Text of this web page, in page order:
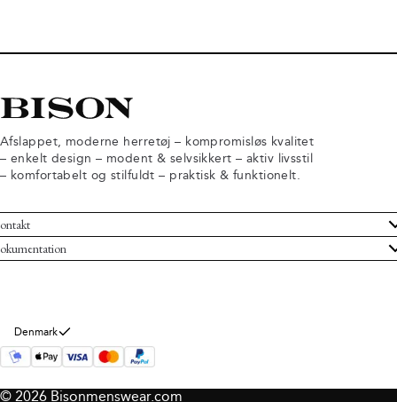
Afslappet, moderne herretøj – kompromisløs kvalitet
– enkelt design – modent & selvsikkert – aktiv livsstil
– komfortabelt og stilfuldt – praktisk & funktionelt.
Bisoninformation
Denmark
© 2026 Bisonmenswear.com